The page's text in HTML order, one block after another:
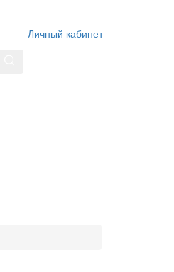
Личный кабинет